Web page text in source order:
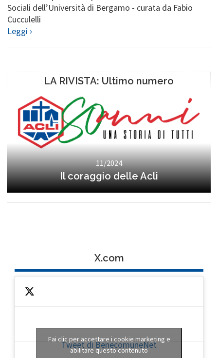
Sociali dell’Università di Bergamo - curata da Fabio
Cucculelli
Leggi ›
LA RIVISTA: Ultimo numero
11/2024
Il coraggio delle Acli
X.com
Tweet di BenecomuneNet
Fai clic per accettare i cookie marketing e
abilitare questo contenuto